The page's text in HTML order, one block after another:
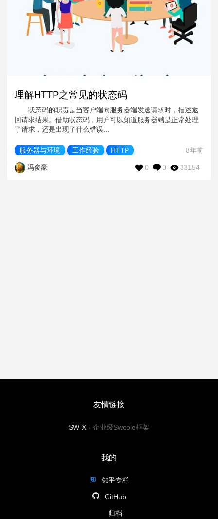
理解HTTP之常见的状态码
状态码的职责是当客户端向服务器端发送请求时，描述返
回请求结果。借助状态码，用户可以知道服务器端是正常处理
了请求，还是出现了什么错误...
服务器与环境 工作经验 HTTP 8年前
冯俊豪 33154
0
0
友情链接
SW-X - 企业级Swoole框架
我的
知乎专栏
GitHub
归档